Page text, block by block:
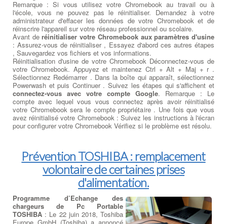
Remarque : Si vous utilisez votre Chromebook au travail ou à
l'école, vous ne pouvez pas le réinitialiser. Demandez à votre
administrateur d'effacer les données de votre Chromebook et de
réinscrire l'appareil sur votre réseau professionnel ou scolaire.
Avant deréinitialiser votre Chromebook aux paramètres d'usine
: Assurez-vous de réinitialiser , Essayez d'abord ces autres étapes
, Sauvegardez vos fichiers et vos informations.
Réinitialisation d'usine de votre Chromebook Déconnectez-vous de
votre Chromebook. Appuyez et maintenez Ctrl + Alt + Maj + r .
Sélectionnez Redémarrer . Dans la boîte qui apparaît, sélectionnez
Powerwash et puis Continuer . Suivez les étapes qui s'affichent et
connectez-vous avec votre compte Google. Remarque : Le
compte avec lequel vous vous connectez après avoir réinitialisé
votre Chromebook sera le compte propriétaire . Une fois que vous
avez réinitialisé votre Chromebook : Suivez les instructions à l'écran
pour configurer votre Chromebook Vérifiez si le problème est résolu.
Prévention TOSHIBA : remplacement
volontaire de certaines prises
d'alimentation.
Programme d’Echange des
chargeurs de Pc Portable
TOSHIBA : Le 22 juin 2018, Toshiba
Europe GmbH (Toshiba) a annoncé